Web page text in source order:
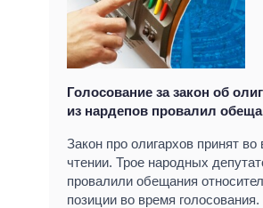
Голосование за закон об
из нардепов провалил
Закон про олигархов принят во
чтении. Трое народных
провалили обещания
позиции во время голосования.